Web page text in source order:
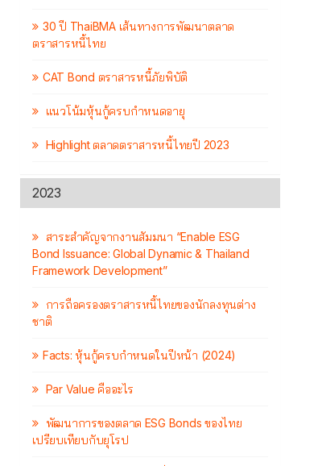
30 ปี ThaiBMA เส้นทางการพัฒนาตลาด
ตราสารหนี้ไทย
CAT Bond ตราสารหนี้ภัยพิบัติ
แนวโน้มหุ้นกู้ครบกำหนดอายุ
Highlight ตลาดตราสารหนี้ไทยปี 2023
2023
สาระสำคัญจากงานสัมมนา “Enable ESG
Bond Issuance: Global Dynamic & Thailand
Framework Development”
การถือครองตราสารหนี้ไทยของนักลงทุนต่าง
ชาติ
Facts: หุ้นกู้ครบกำหนดในปีหน้า (2024)
Par Value คืออะไร
พัฒนาการของตลาด ESG Bonds ของไทย
เปรียบเทียบกับยุโรป